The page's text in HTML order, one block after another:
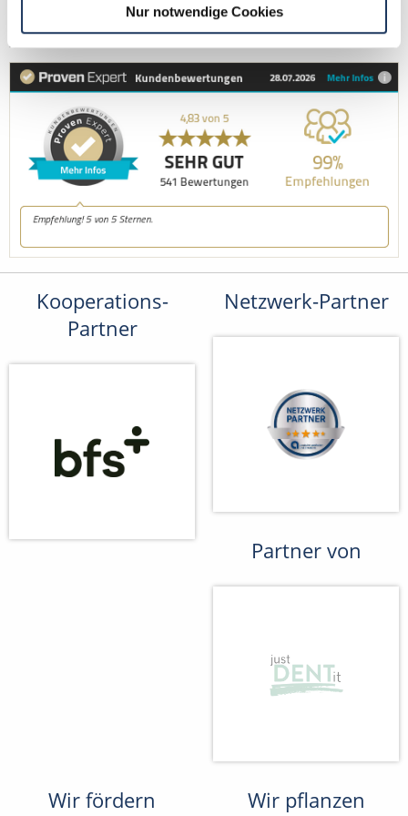
Nur notwendige Cookies
Fax: +49 (0) 521 / 911 730 41
bewerbung@dzas.de
Kooperations-
Partner
Netzwerk-Partner
Partner von
Wir fördern
Wir pflanzen